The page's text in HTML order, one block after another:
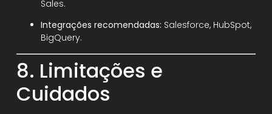
Sales.
Integrações recomendadas: Salesforce, HubSpot,
BigQuery.
8. Limitações e
Cuidados